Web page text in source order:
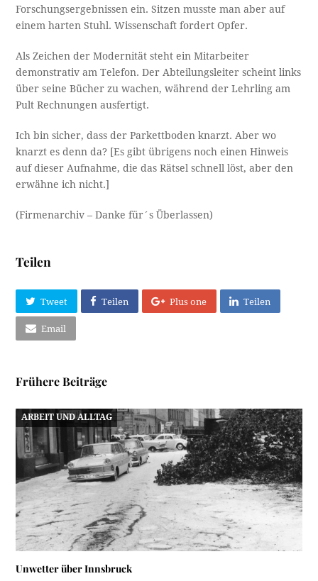
Forschungsergebnissen ein. Sitzen musste man aber auf
einem harten Stuhl. Wissenschaft fordert Opfer.
Als Zeichen der Modernität steht ein Mitarbeiter
demonstrativ am Telefon. Der Abteilungsleiter scheint links
über seine Bücher zu wachen, während der Lehrling am
Pult Rechnungen ausfertigt.
Ich bin sicher, dass der Parkettboden knarzt. Aber wo
knarzt es denn da? [Es gibt übrigens noch einen Hinweis
auf dieser Aufnahme, die das Rätsel schnell löst, aber den
erwähne ich nicht.]
(Firmenarchiv – Danke für´s Überlassen)
Teilen
Tweet Teilen Plus one Teilen
Email
Frühere Beiträge
ARBEIT UND ALLTAG
Unwetter über Innsbruck